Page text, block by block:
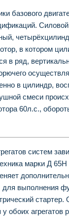
базового
Силовой
в котором
в ряд,
в цилиндр,
смеси
60л.с.,
систем
марки Д 65Н
выполнения
обоих агрегатов